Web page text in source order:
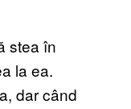
stea în
la ea.
dar când